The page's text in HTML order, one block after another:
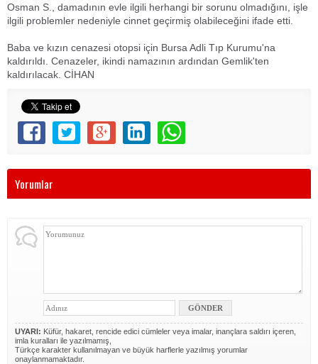
Osman S., damadının evle ilgili herhangi bir sorunu olmadığını, işle
ilgili problemler nedeniyle cinnet geçirmiş olabileceğini ifade etti.
Baba ve kızın cenazesi otopsi için Bursa Adli Tıp Kurumu'na
kaldırıldı. Cenazeler, ikindi namazının ardından Gemlik'ten
kaldırılacak. CİHAN
Yorumlar
UYARI: Küfür, hakaret, rencide edici cümleler veya imalar, inançlara saldırı içeren,
imla kuralları ile yazılmamış,
Türkçe karakter kullanılmayan ve büyük harflerle yazılmış yorumlar
onaylanmamaktadır.